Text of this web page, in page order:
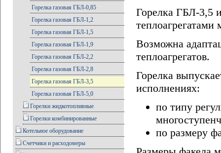
Горелка газовая ГБЛ-0,85
Горелка газовая ГБЛ-1,2
Горелка газовая ГБЛ-1,5
Горелка газовая ГБЛ-1,9
Горелка газовая ГБЛ-2,2
Горелка газовая ГБЛ-2,8
Горелка газовая ГБЛ-3,5
Горелка газовая ГБЛ-5,0
Горелки жидкотопливные
Горелки комбинированные
Котельное оборудование
Счетчики и расходомеры
Горелка ГБЛ-3,5
Возможна
теплоагрегатов.
Горелка
исполнениях:
по типу
по размеру